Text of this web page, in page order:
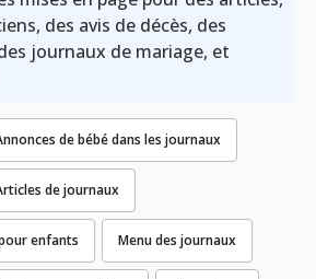
des avis de décès, des
journaux de mariage, et
de bébé dans les journaux
de journaux
enfants Menu des journaux